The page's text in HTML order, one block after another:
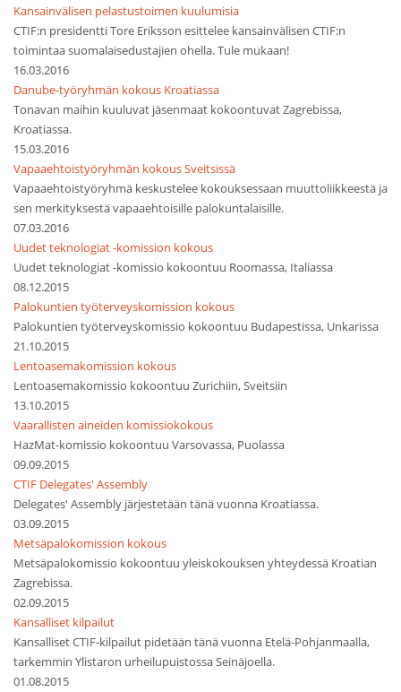
Kansainvälisen pelastustoimen kuulumisia
CTIF:n presidentti Tore Eriksson esittelee kansainvälisen CTIF:n
toimintaa suomalaisedustajien ohella. Tule mukaan!
16.03.2016
Danube-työryhmän kokous Kroatiassa
Tonavan maihin kuuluvat jäsenmaat kokoontuvat Zagrebissa,
Kroatiassa.
15.03.2016
Vapaaehtoistyöryhmän kokous Sveitsissä
Vapaaehtoistyöryhmä keskustelee kokouksessaan muuttoliikkeestä ja
sen merkityksestä vapaaehtoisille palokuntalaisille.
07.03.2016
Uudet teknologiat -komission kokous
Uudet teknologiat -komissio kokoontuu Roomassa, Italiassa
08.12.2015
Palokuntien työterveyskomission kokous
Palokuntien työterveyskomissio kokoontuu Budapestissa, Unkarissa
21.10.2015
Lentoasemakomission kokous
Lentoasemakomissio kokoontuu Zurichiin, Sveitsiin
13.10.2015
Vaarallisten aineiden komissiokokous
HazMat-komissio kokoontuu Varsovassa, Puolassa
09.09.2015
CTIF Delegates' Assembly
Delegates' Assembly järjestetään tänä vuonna Kroatiassa.
03.09.2015
Metsäpalokomission kokous
Metsäpalokomissio kokoontuu yleiskokouksen yhteydessä Kroatian
Zagrebissa.
02.09.2015
Kansalliset kilpailut
Kansalliset CTIF-kilpailut pidetään tänä vuonna Etelä-Pohjanmaalla,
tarkemmin Ylistaron urheilupuistossa Seinäjoella.
01.08.2015